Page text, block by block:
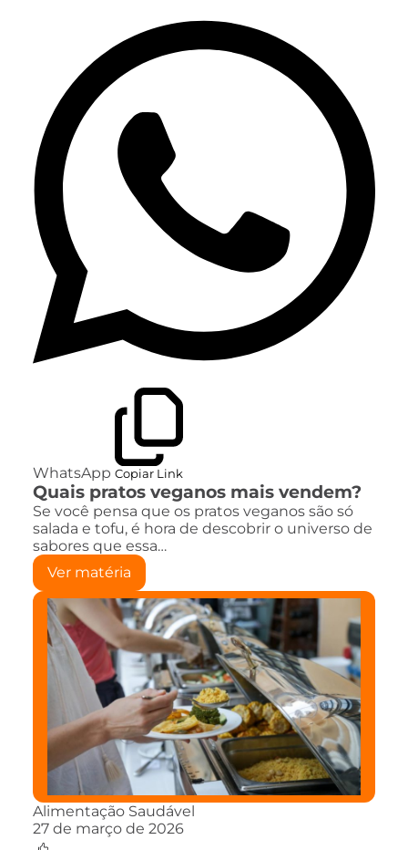
WhatsApp Copiar Link
Quais pratos veganos mais vendem?
Se você pensa que os pratos veganos são só
salada e tofu, é hora de descobrir o universo de
sabores que essa…
Ver matéria
Alimentação Saudável
27 de março de 2026